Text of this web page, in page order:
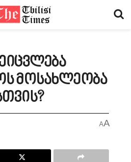
მოსახლეობა
AA